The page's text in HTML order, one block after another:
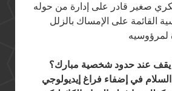
صغير قادر على إدارة من حوله
القائمة على الإمساك بالزلل
لا يقف عند حدود شخصية مبارك؟
السلام في إضفاء فراغ إيديولوجي